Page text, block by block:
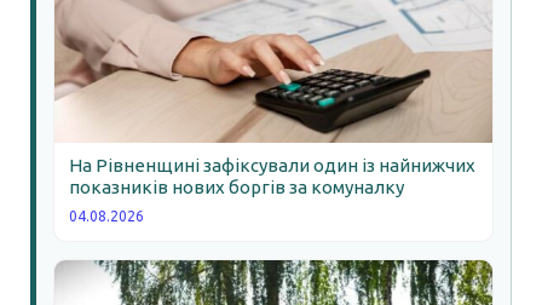
На Рівненщині зафіксували один із найнижчих
показників нових боргів за комуналку
04.08.2026